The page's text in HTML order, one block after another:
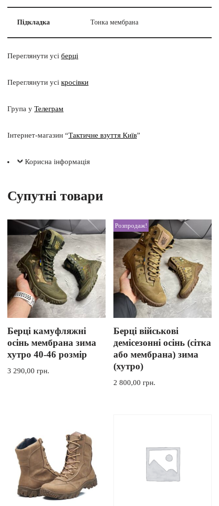
Підкладка Тонка мембрана
Переглянути усі берці
Переглянути усі кросівки
Група у Телеграм
Інтернет-магазин “Тактичне взуття Київ”
Корисна інформація
Супутні товари
Берці камуфляжні
осінь мембрана зима
хутро 40-46 розмір
3 290,00 грн.
Розпродаж!
Берці військові
демісезонні осінь (сітка
або мембрана) зима
(хутро)
2 800,00грн.